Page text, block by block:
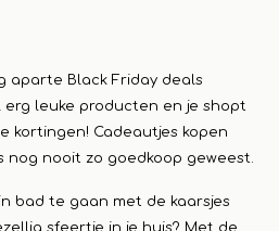
aparte Black Friday deals
erg leuke producten en je shopt
kortingen! Cadeautjes kopen
nog nooit zo goedkoop geweest.
bad te gaan met de kaarsjes
sfeertje in je huis? Met de